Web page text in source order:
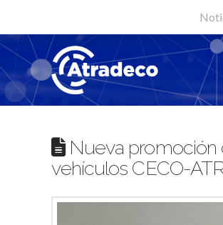
Nueva promoción
vehículos CECO-